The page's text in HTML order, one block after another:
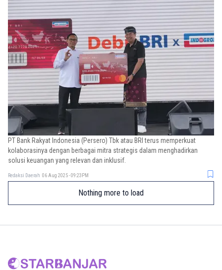
PT Bank Rakyat Indonesia (Persero) Tbk atau BRI terus memperkuat
kolaborasinya dengan berbagai mitra strategis dalam menghadirkan
solusi keuangan yang relevan dan inklusif.
Redaksi Daerah 06 Aug 2025 - 09:23PM
Nothing more to load